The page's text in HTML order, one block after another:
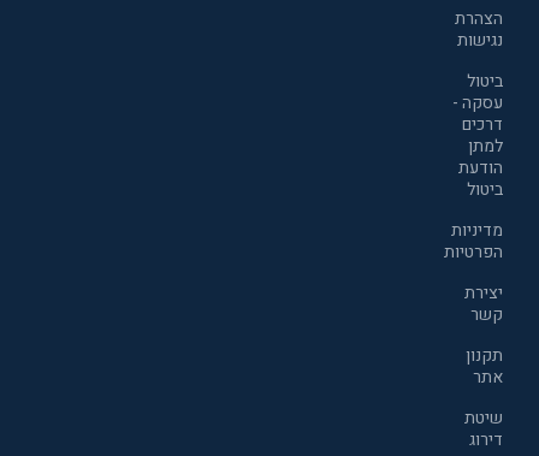
הצהרת
נגישות
ביטול
עסקה -
דרכים
למתן
הודעת
ביטול
מדיניות
הפרטיות
יצירת
קשר
תקנון
אתר
שיטת
דירוג